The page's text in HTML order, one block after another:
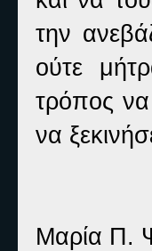
την
ούτε
τρόπος
να
Μαρία Π.